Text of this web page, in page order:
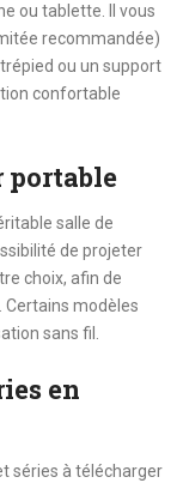
ou tablette. Il vous
recommandée)
ou un support
confortable
portable
salle de
de projeter
choix, afin de
Certains modèles
sans fil.
en
séries à télécharger